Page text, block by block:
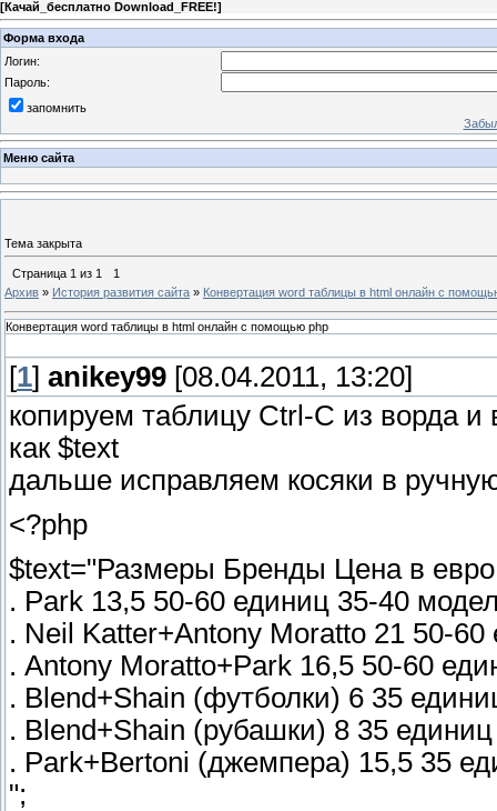
[Качай_бесплатно Download_FREE!]
Форма входа
Логин:
Пароль:
запомнить
Меню сайта
Тема закрыта
Страница 1 из 1
1
Архив » История развития сайта » Конвертация word таблицы в html онлайн с
Конвертация word таблицы в html онлайн с помощью php
[1] anikey99 [08.04.2011, 13:20]
копируем таблицу Ctrl-C из ворда и
как $text
дальше исправляем косяки в
<?php
$text="Размеры Бренды Цена в
. Park 13,5 50-60 единиц 35-40
. Neil Katter+Antony Moratto 21 50-
. Antony Moratto+Park 16,5 50-60
. Blend+Shain (футболки) 6 35
. Blend+Shain (рубашки) 8 35
. Park+Bertoni (джемпера) 15,5 35
";